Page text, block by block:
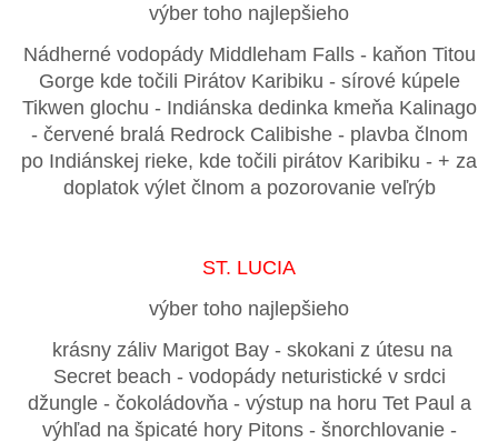
výber toho najlepšieho
Nádherné vodopády Middleham Falls - kaňon Titou
Gorge kde točili Pirátov Karibiku - sírové kúpele
Tikwen glochu - Indiánska dedinka kmeňa Kalinago
- červené bralá Redrock Calibishe - plavba člnom
po Indiánskej rieke, kde točili pirátov Karibiku - + za
doplatok výlet člnom a pozorovanie veľrýb
ST. LUCIA
výber toho najlepšieho
krásny záliv Marigot Bay - skokani z útesu na
Secret beach - vodopády neturistické v srdci
džungle - čokoládovňa - výstup na horu Tet Paul a
výhľad na špicaté hory Pitons - šnorchlovanie -